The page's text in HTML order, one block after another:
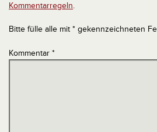
Kommentarregeln.
Bitte fülle alle mit * gekennzeichneten
Kommentar *